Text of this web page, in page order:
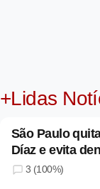
+Lidas
São Paulo
Díaz e evita
3 (100%)